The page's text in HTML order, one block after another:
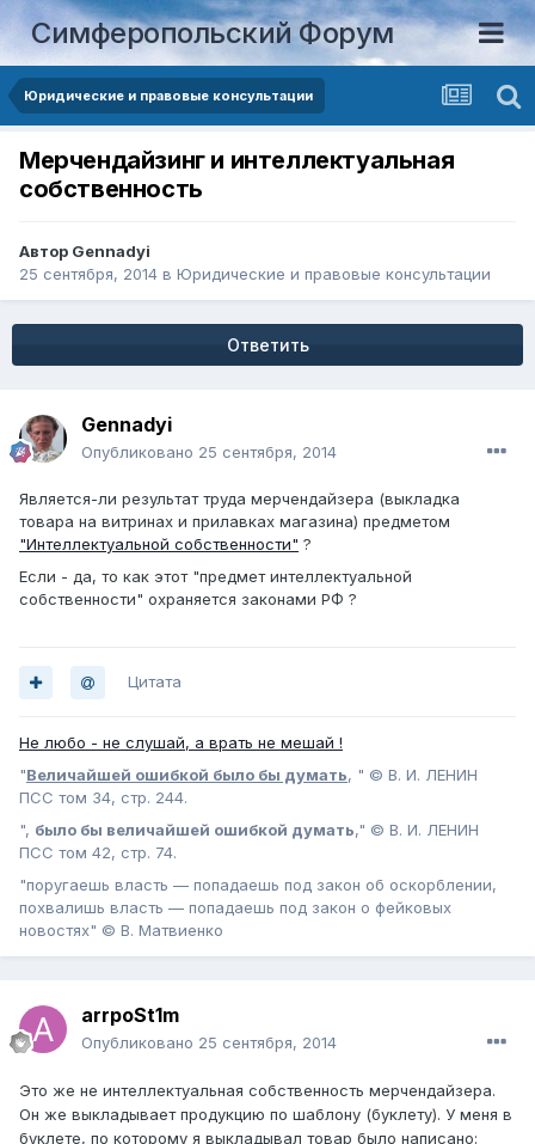
Симферопольский Форум
Юридические и правовые консультации
Мерчендайзинг и интеллектуальная
собственность
Автор Gennadyi
25 сентября, 2014 в Юридические и правовые консультации
Ответить
Gennadyi
Опубликовано 25 сентября, 2014
Является-ли результат труда мерчендайзера (выкладка
товара на витринах и прилавках магазина) предметом
"Интеллектуальной собственности" ?
Если - да, то как этот "предмет интеллектуальной
собственности" охраняется законами РФ ?
Цитата
Не любо - не слушай, а врать не мешай !
"Величайшей ошибкой было бы думать, " © В. И. ЛЕНИН
ПСС том 34, стр. 244.
", было бы величайшей ошибкой думать," © В. И. ЛЕНИН
ПСС том 42, стр. 74.
"поругаешь власть — попадаешь под закон об оскорблении,
похвалишь власть — попадаешь под закон о фейковых
новостях" © В. Матвиенко
arrpoSt1m
Опубликовано 25 сентября, 2014
Это же не интеллектуальная собственность мерчендайзера.
Он же выкладывает продукцию по шаблону (буклету). У меня в
буклете, по которому я выкладывал товар было написано: